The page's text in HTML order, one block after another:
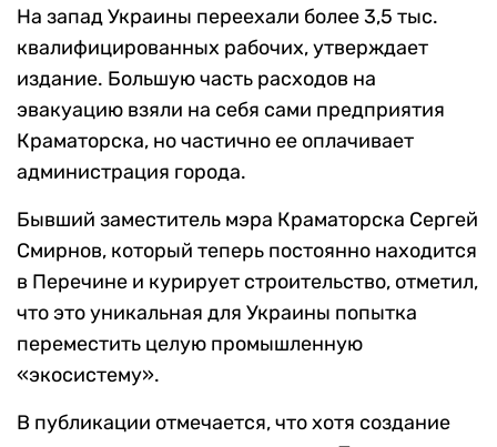
На запад Украины переехали более 3,5 тыс.
квалифицированных рабочих, утверждает
издание. Большую часть расходов на
эвакуацию взяли на себя сами предприятия
Краматорска, но частично ее оплачивает
администрация города.
Бывший заместитель мэра Краматорска Сергей
Смирнов, который теперь постоянно находится
в Перечине и курирует строительство, отметил,
что это уникальная для Украины попытка
переместить целую промышленную
«экосистему».
В публикации отмечается, что хотя создание